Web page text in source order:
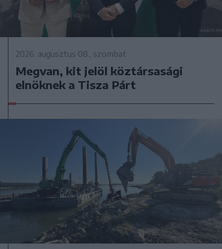
2026. augusztus 08., szombat
Megvan, kit jelöl köztársasági
elnöknek a Tisza Párt